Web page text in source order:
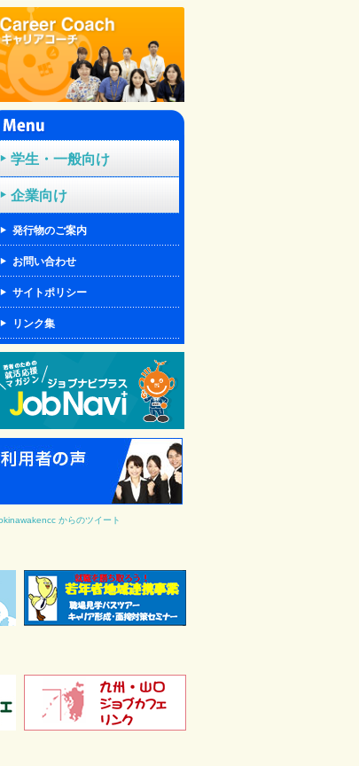
学生・一般向け
企業向け
発行物のご案内
お問い合わせ
サイトポリシー
リンク集
からのツイート